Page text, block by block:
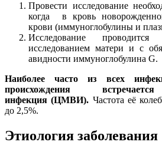
Провести исследование
когда в кровь
крови (иммуноглобулины и
Исследование
исследованием матери и с
авидности иммуноглобулина G.
Наиболее часто из всех
происхождения встречается
инфекция (ЦМВИ). Частота её
до 2,5%.
Этиология заболевания